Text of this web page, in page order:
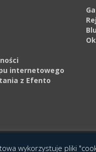
internetowego
z Efento
All rights reserved. Projekt i
wykorzystuje pliki